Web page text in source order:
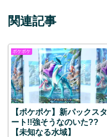
関連記事
ポケポケ
【ポケポケ】新パックスタ
ート!!強そうなのいた??
【未知なる水域】